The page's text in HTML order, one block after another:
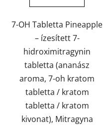
7-OH Tabletta Pineapple
– ízesített 7-
hidroximitragynin
tabletta (ananász
aroma, 7-oh kratom
tabletta / kratom
tabletta / kratom
kivonat), Mitragyna